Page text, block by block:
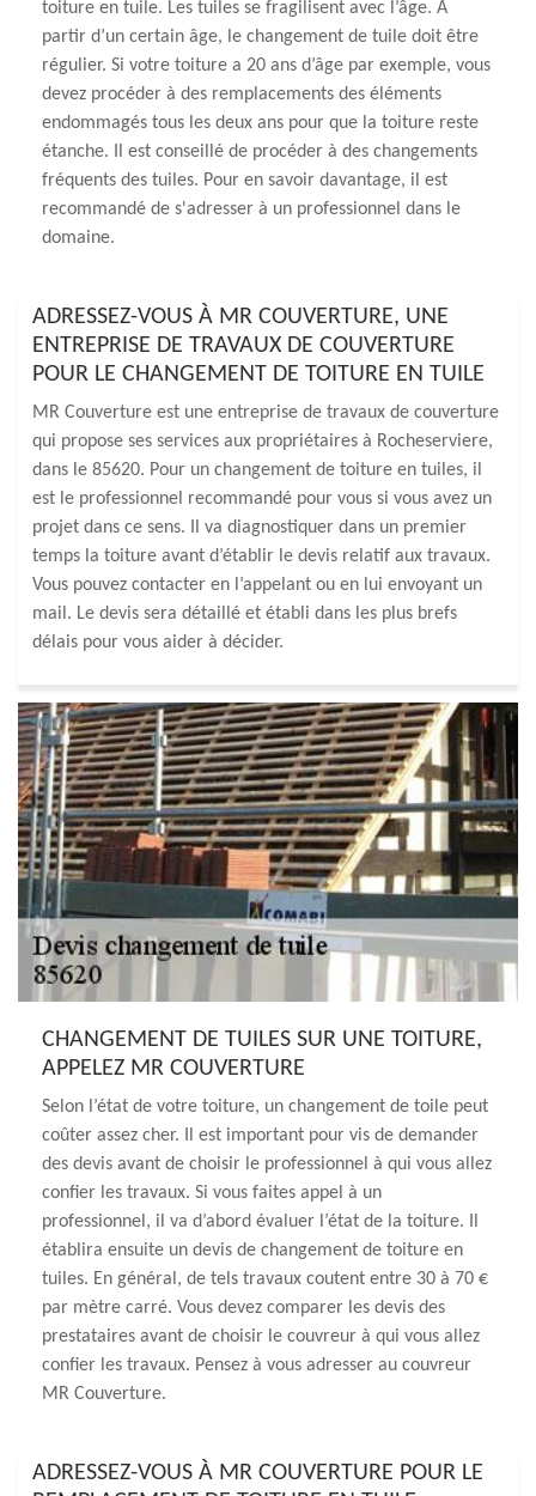
toiture en tuile. Les tuiles se fragilisent avec l’âge. À
partir d’un certain âge, le changement de tuile doit être
régulier. Si votre toiture a 20 ans d’âge par exemple, vous
devez procéder à des remplacements des éléments
endommagés tous les deux ans pour que la toiture reste
étanche. Il est conseillé de procéder à des changements
fréquents des tuiles. Pour en savoir davantage, il est
recommandé de s'adresser à un professionnel dans le
domaine.
ADRESSEZ-VOUS À MR COUVERTURE, UNE
ENTREPRISE DE TRAVAUX DE COUVERTURE
POUR LE CHANGEMENT DE TOITURE EN TUILE
MR Couverture est une entreprise de travaux de couverture
qui propose ses services aux propriétaires à Rocheserviere,
dans le 85620. Pour un changement de toiture en tuiles, il
est le professionnel recommandé pour vous si vous avez un
projet dans ce sens. Il va diagnostiquer dans un premier
temps la toiture avant d’établir le devis relatif aux travaux.
Vous pouvez contacter en l’appelant ou en lui envoyant un
mail. Le devis sera détaillé et établi dans les plus brefs
délais pour vous aider à décider.
CHANGEMENT DE TUILES SUR UNE TOITURE,
APPELEZ MR COUVERTURE
Selon l’état de votre toiture, un changement de toile peut
coûter assez cher. Il est important pour vis de demander
des devis avant de choisir le professionnel à qui vous allez
confier les travaux. Si vous faites appel à un
professionnel, il va d’abord évaluer l’état de la toiture. Il
établira ensuite un devis de changement de toiture en
tuiles. En général, de tels travaux coutent entre 30 à 70 €
par mètre carré. Vous devez comparer les devis des
prestataires avant de choisir le couvreur à qui vous allez
confier les travaux. Pensez à vous adresser au couvreur
MR Couverture.
ADRESSEZ-VOUS À MR COUVERTURE POUR LE